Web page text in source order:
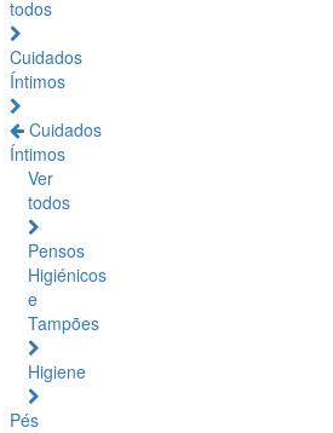
todos
Cuidados
Íntimos
Cuidados
Íntimos
Ver
todos
Pensos
Higiénicos
e
Tampões
Higiene
Pés